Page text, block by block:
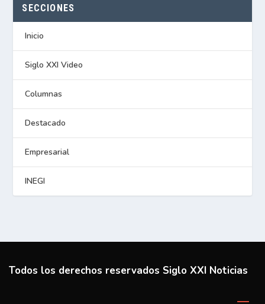
SECCIONES
Inicio
Siglo XXI Video
Columnas
Destacado
Empresarial
INEGI
Todos los derechos reservados Siglo XXI Noticias